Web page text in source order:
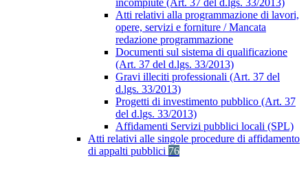
incompiute (Art. 37 del d.lgs. 33/2013)
Atti relativi alla programmazione di lavori,
opere, servizi e forniture / Mancata
redazione programmazione
Documenti sul sistema di qualificazione
(Art. 37 del d.lgs. 33/2013)
Gravi illeciti professionali (Art. 37 del
d.lgs. 33/2013)
Progetti di investimento pubblico (Art. 37
del d.lgs. 33/2013)
Affidamenti Servizi pubblici locali (SPL)
Atti relativi alle singole procedure di affidamento
di appalti pubblici 76